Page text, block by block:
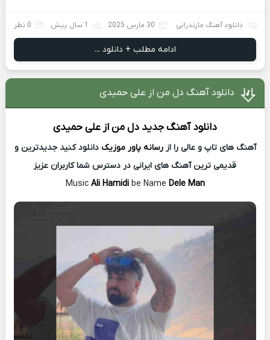
دانلود آهنگ مازندرانی 30 مارس 2025 1 سال پیش 0 نظر
ادامه مطلب + دانلود ...
دانلود آهنگ دل من از علی حمیدی
دانلود آهنگ جدید دل من ازعلی حمیدی
آهنگ های تاپ و عالی را ازرسانه پاور موزیک دانلود کنید جدیدترین و
قدیمی ترین آهنگ های ایرانی در دسترس شما کاربران عزیز
Music Ali Hamidi be Name Dele Man